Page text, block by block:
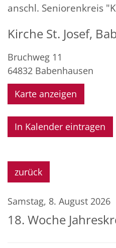
anschl. Seniorenkreis
Kirche St. Josef,
Bruchweg 11
64832 Babenhausen
Karte anzeigen
In Kalender eintragen
zurück
Samstag, 8. August 2026
18. Woche